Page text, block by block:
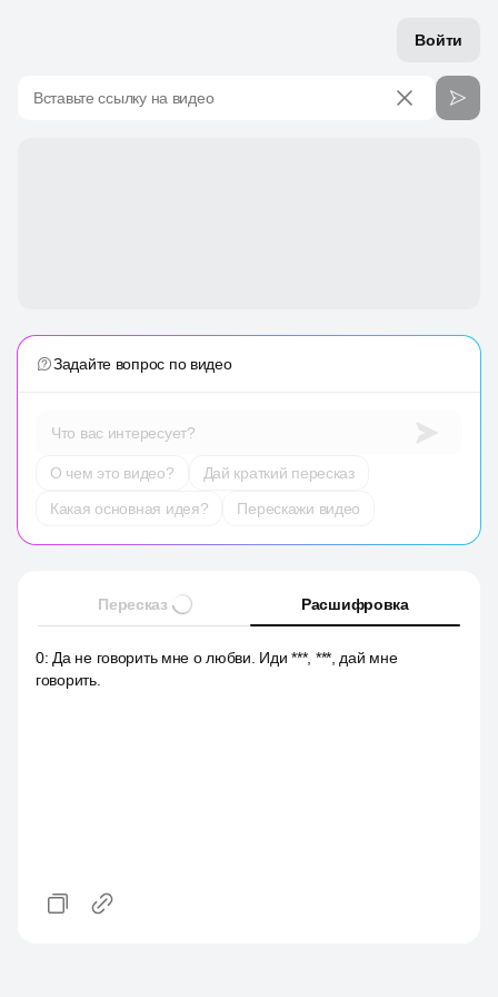
Войти
Вставьте ссылку на видео
Задайте вопрос по видео
Что вас интересует?
О чем это видео?
Дай краткий пересказ
Какая основная идея?
Перескажи видео
Пересказ Расшифровка
0: Да не говорить мне о любви. Иди ***, ***, дай мне
говорить.